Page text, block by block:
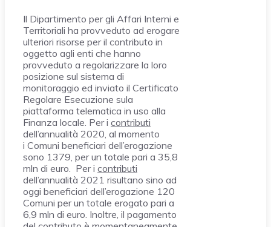
Il Dipartimento per gli Affari Interni e
Territoriali ha provveduto ad erogare
ulteriori risorse per il contributo in
oggetto agli enti che hanno
provveduto a regolarizzare la loro
posizione sul sistema di
monitoraggio ed inviato il Certificato
Regolare Esecuzione sula
piattaforma telematica in uso alla
Finanza locale. Per i contributi
dell’annualità 2020, al momento
i Comuni beneficiari dell’erogazione
sono 1379, per un totale pari a 35,8
mln di euro. Per i contributi
dell’annualità 2021 risultano sino ad
oggi beneficiari dell’erogazione 120
Comuni per un totale erogato pari a
6,9 mln di euro. Inoltre, il pagamento